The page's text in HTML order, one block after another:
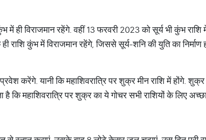
में ही विराजमान रहेंगे. वहीं 13 फरवरी 2023 को सूर्य भी कुंभ
राशि कुंभ में विराजमान रहेंगे, जिससे सूर्य-शनि की युति का निर्माण
करेंगे. यानी कि महाशिवरात्रि पर शुक्र मीन राशि में होंगे. शुक्र
है कि महाशिवरात्रि पर शुक्र का ये गोचर सभी राशियों के लिए अच्छा